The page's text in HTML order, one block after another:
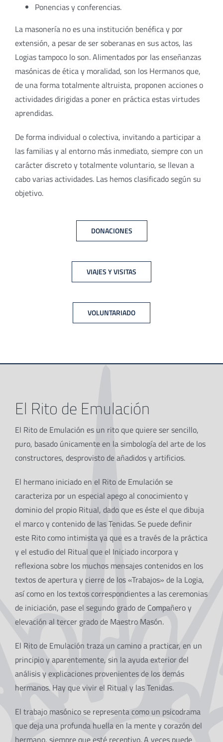
Ponencias y conferencias.
La masonería no es una institución benéfica y por
extensión, a pesar de ser soberanas en sus actos, las
Logias tampoco lo son. Alimentados por las enseñanzas
masónicas de ética y moralidad, son los Hermanos que,
de una forma totalmente altruista, proponen acciones o
actividades dirigidas a poner en práctica estas virtudes
aprendidas.
De forma individual o colectiva, invitando a participar a
las familias y al entorno más inmediato, siempre con un
carácter discreto y totalmente voluntario, se llevan a
cabo varias actividades. Las hemos clasificado según su
objetivo.
DONACIONES
VIAJES Y VISITAS
VOLUNTARIADO
El Rito de Emulación
El Rito de Emulación es un rito que quiere ser sencillo,
puro, basado únicamente en la simbología del arte de los
constructores, desprovisto de añadidos y artificios.
El hermano iniciado en el Rito de Emulación se
caracteriza por un especial apego al conocimiento y
dominio del propio Ritual, dado que es éste el que dibuja
el marco y contenido de las Tenidas. Se puede definir
este Rito como intimista ya que es a través de la práctica
y el estudio del Ritual que el Iniciado incorpora y
reflexiona sobre los muchos mensajes contenidos en los
textos de apertura y cierre de los «Trabajos» de la Logia,
así como en los textos correspondientes a las ceremonias
de iniciación, pase el segundo grado de Compañero y
elevación al tercer grado de Maestro Masón.
El Rito de Emulación traza un camino a practicar, en un
principio y aparentemente, sin la ayuda exterior del
análisis y explicaciones provenientes de los demás
hermanos. Hay que vivir el Ritual y las Tenidas.
El trabajo masónico se representa como un psicodrama
que deja una profunda huella en la mente y corazón del
hermano, siempre que esté receptivo. A veces puede